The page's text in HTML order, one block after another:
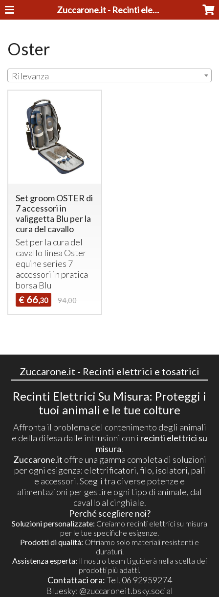
Zuccarone.it - Recinti elettrici e tosatrici
Oster
Rilevanza
Set groom OSTER di
7 accessori in
valiggetta Blu per la
cura del cavallo
Set per la cura del
cavallo linea Oster
equine series 7
accessori in pratica
borsa Blu
€ 66,30 94,00
Zuccarone.it - Recinti elettrici e tosatrici
Recinti Elettrici Su Misura: Proteggi i
tuoi animali e le tue colture
Affronta il problema del contenimento degli animali
e della difesa dalle intrusioni con i recinti elettrici su
misura.
Zuccarone.it offre una gamma completa di soluzioni
per ogni esigenza: elettrificatori, filo, isolatori, pali
e accessori. Scegli tra diverse potenze e
alimentazioni per gestire ogni tipo di animale, dal
cavallo al cinghiale.
Perché scegliere noi?
Soluzioni personalizzate: Creiamo recinti elettrici su misura
per le tue specifiche esigenze.
Prodotti di qualità: Offriamo solo materiali resistenti e
duraturi.
Assistenza esperta: Il nostro team ti guiderà nella scelta dei
prodotti più adatti.
Contattaci ora:Tel. 06 92959274
​Bluesky: @zuccaroneit.bsky.social